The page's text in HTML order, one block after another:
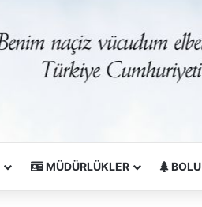
MÜDÜRLÜKLER BOLU